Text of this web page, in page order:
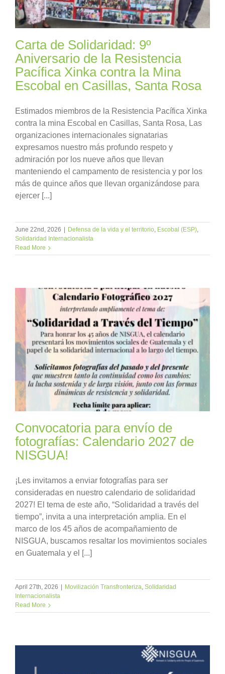
Carta de Solidaridad: 9º
Aniversario de la Resistencia
Pacífica Xinka contra la Mina
Escobal en Casillas, Santa Rosa
Estimados miembros de la Resistencia Pacífica Xinka
contra la mina Escobal en Casillas, Santa Rosa, Las
organizaciones internacionales signatarias
expresamos nuestro más profundo respeto y
admiración por los nueve años que llevan
manteniendo el campamento de resistencia y por los
más de quince años que llevan organizándose para
ejercer [...]
June 22nd, 2026 | Defensa de la vida y el territorio, Escobal (ESP),
Solidaridad Internacionalista
Read More
Convocatoria para envío de
fotografías: Calendario 2027 de
NISGUA!
¡Les invitamos a enviar fotografías para ser
consideradas en nuestro calendario de solidaridad
2027! El tema de este año, “Solidaridad a través del
tiempo”, invita a una interpretación amplia. En el
marco de los 45 años de acompañamiento de
NISGUA, buscamos resaltar los movimientos sociales
en Guatemala y el [...]
April 27th, 2026 | Movilización Transfronteriza Solidaridad
Internacionalista
Read More